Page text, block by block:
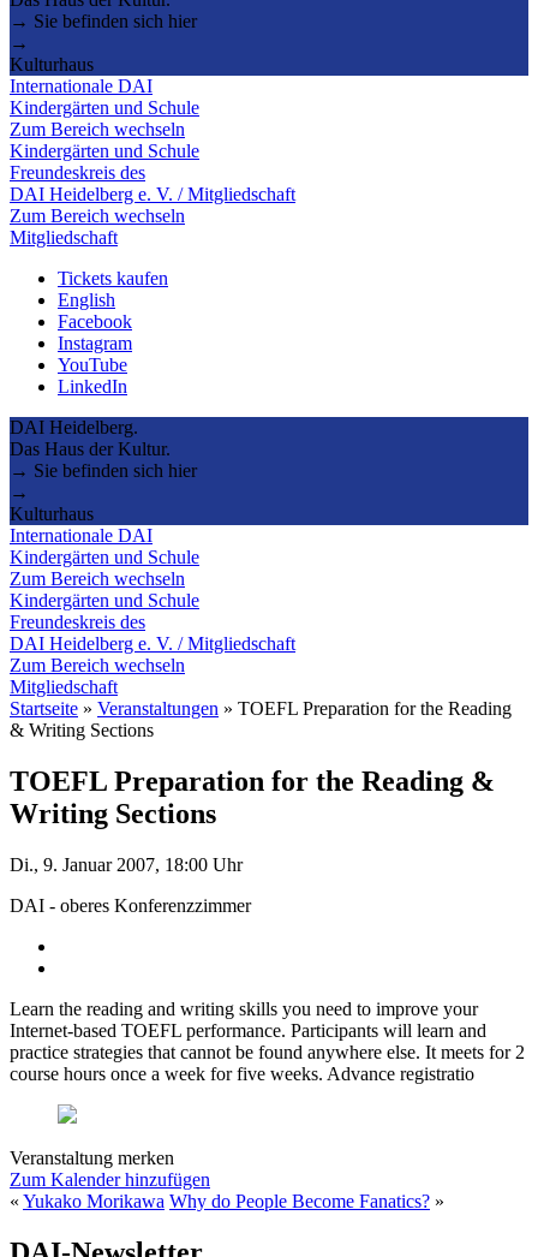
→ Sie befinden sich hier
→
Kulturhaus
Internationale DAI
Kindergärten und Schule
Zum Bereich wechseln
Kindergärten und Schule
Freundeskreis des
DAI Heidelberg e. V. / Mitgliedschaft
Zum Bereich wechseln
Mitgliedschaft
Tickets kaufen
English
Facebook
Instagram
YouTube
LinkedIn
DAI Heidelberg.
Das Haus der Kultur.
→ Sie befinden sich hier
→
Kulturhaus
Internationale DAI
Kindergärten und Schule
Zum Bereich wechseln
Kindergärten und Schule
Freundeskreis des
DAI Heidelberg e. V. / Mitgliedschaft
Zum Bereich wechseln
Mitgliedschaft
Startseite » Veranstaltungen » TOEFL Preparation for the Reading
& Writing Sections
TOEFL Preparation for the Reading &
Writing Sections
Di., 9. Januar 2007, 18:00 Uhr
DAI - oberes Konferenzzimmer
Learn the reading and writing skills you need to improve your
Internet-based TOEFL performance. Participants will learn and
practice strategies that cannot be found anywhere else. It meets for 2
course hours once a week for five weeks. Advance registratio
Veranstaltung merken
Zum Kalender hinzufügen
« Yukako Morikawa Why do People Become Fanatics? »